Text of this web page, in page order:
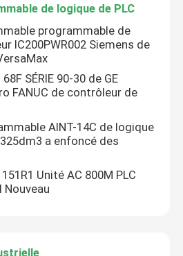
de logique de PLC
programmable de
IC200PWR002 Siemens de
SÉRIE 90-30 de GE
FANUC de contrôleur de
AINT-14C de logique
a enfoncé des
Unité AC 800M PLC
Nouveau